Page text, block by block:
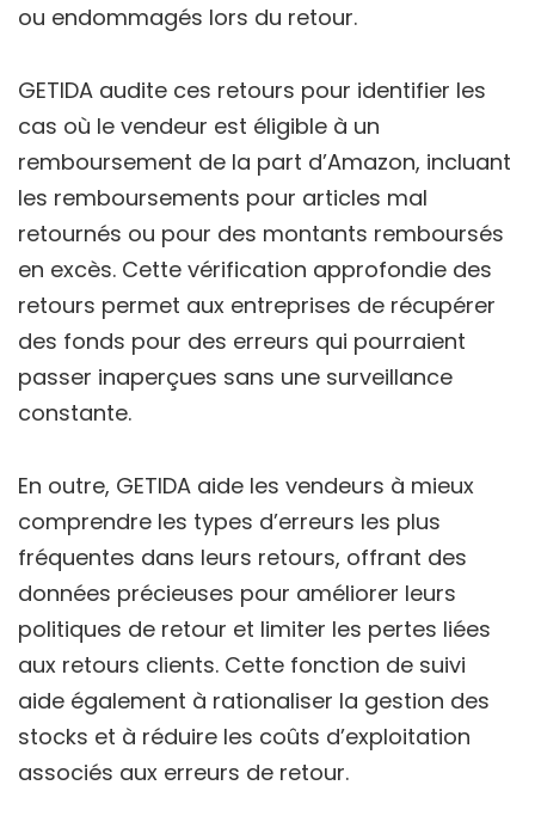
ou endommagés lors du retour.
GETIDA audite ces retours pour identifier les
cas où le vendeur est éligible à un
remboursement de la part d’Amazon, incluant
les remboursements pour articles mal
retournés ou pour des montants remboursés
en excès. Cette vérification approfondie des
retours permet aux entreprises de récupérer
des fonds pour des erreurs qui pourraient
passer inaperçues sans une surveillance
constante.
En outre, GETIDA aide les vendeurs à mieux
comprendre les types d’erreurs les plus
fréquentes dans leurs retours, offrant des
données précieuses pour améliorer leurs
politiques de retour et limiter les pertes liées
aux retours clients. Cette fonction de suivi
aide également à rationaliser la gestion des
stocks et à réduire les coûts d’exploitation
associés aux erreurs de retour.